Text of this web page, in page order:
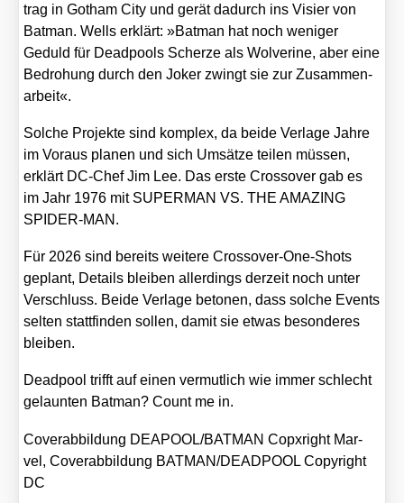
trag in Got­ham City und gerät dadurch ins Visier von
Bat­man. Wells erklärt: »Bat­man hat noch weni­ger
Geduld für Dead­pools Scher­ze als Wol­veri­ne, aber eine
Bedro­hung durch den Joker zwingt sie zur Zusam­men­
ar­beit«.
Sol­che Pro­jek­te sind kom­plex, da bei­de Ver­la­ge Jah­re
im Vor­aus pla­nen und sich Umsät­ze tei­len müs­sen,
erklärt DC-Chef Jim Lee. Das ers­te Cross­over gab es
im Jahr 1976 mit SUPERMAN VS. THE AMAZING
SPIDER-MAN.
Für 2026 sind bereits wei­te­re Cross­over-One-Shots
geplant, Details blei­ben aller­dings der­zeit noch unter
Ver­schluss. Bei­de Ver­la­ge beto­nen, dass sol­che Events
sel­ten statt­fin­den sol­len, damit sie etwas beson­de­res
blei­ben.
Dead­pool trifft auf einen ver­mut­lich wie immer schlecht
gelaun­ten Bat­man? Count me in.
Cover­ab­bil­dung DEAPOOL/​BATMAN Copx­right Mar­
vel, Cover­ab­bil­dung BATMAN/​DEADPOOL Copy­right
DC